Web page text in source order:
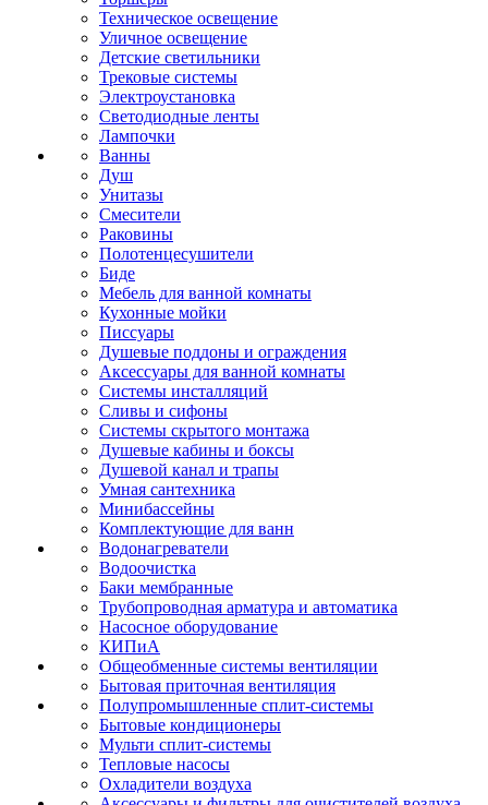
Техническое освещение
Уличное освещение
Детские светильники
Трековые системы
Электроустановка
Светодиодные ленты
Лампочки
Ванны
Душ
Унитазы
Смесители
Раковины
Полотенцесушители
Биде
Мебель для ванной комнаты
Кухонные мойки
Писсуары
Душевые поддоны и ограждения
Аксессуары для ванной комнаты
Системы инсталляций
Сливы и сифоны
Системы скрытого монтажа
Душевые кабины и боксы
Душевой канал и трапы
Умная сантехника
Минибассейны
Комплектующие для ванн
Водонагреватели
Водоочистка
Баки мембранные
Трубопроводная арматура и автоматика
Насосное оборудование
КИПиА
Общеобменные системы вентиляции
Бытовая приточная вентиляция
Полупромышленные сплит-системы
Бытовые кондиционеры
Мульти сплит-системы
Тепловые насосы
Охладители воздуха